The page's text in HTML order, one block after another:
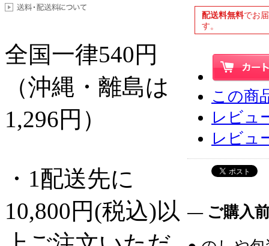
配送料無料でお
す。
この商
レビュ
レビュ
― ご購入
全国一律540円
（沖縄・離島は
1,296円）
・1配送先に
10,800円(税込)以